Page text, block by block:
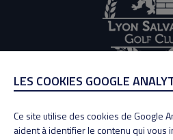
ADRESSE
69890 La Tour de
Tél : 04 78 48
LES COOKIES GOOGLE
Ce site utilise des cookies de Google
aident à identifier le contenu qui vous